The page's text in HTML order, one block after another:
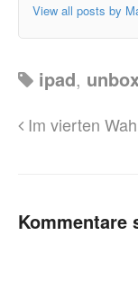
View all posts by
ipad,
Im vierten
Kommentare